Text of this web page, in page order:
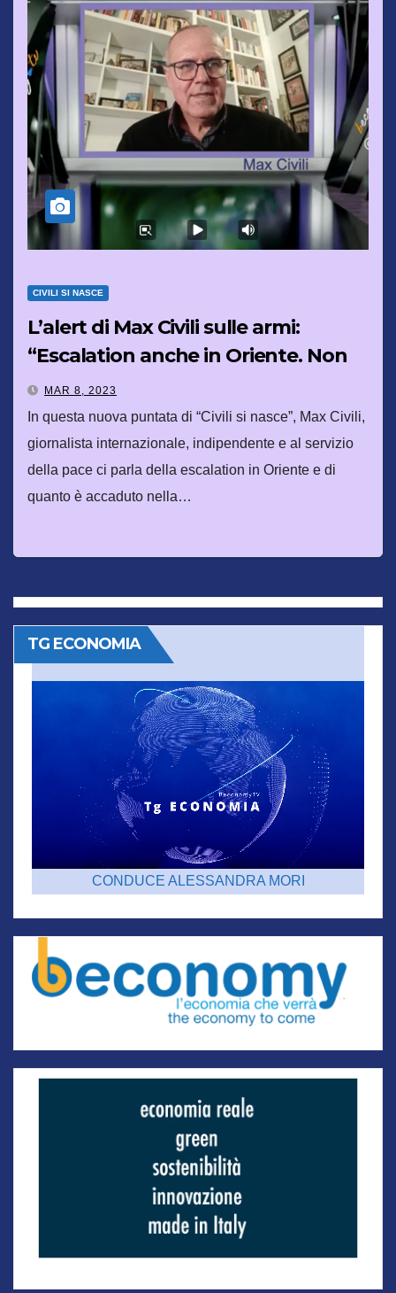
CIVILI SI NASCE
L’alert di Max Civili sulle armi:
“Escalation anche in Oriente. Non
scherziamo”
MAR 8, 2023
In questa nuova puntata di “Civili si nasce”, Max Civili,
giornalista internazionale, indipendente e al servizio
della pace ci parla della escalation in Oriente e di
quanto è accaduto nella…
TG ECONOMIA
CONDUCE ALESSANDRA MORI